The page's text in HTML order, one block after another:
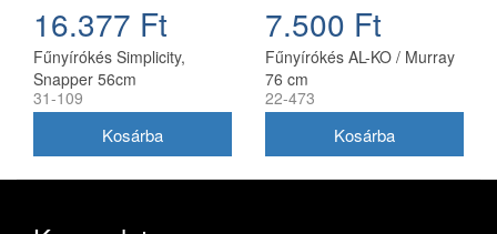
16.377 Ft
Fűnyírókés Simplicity,
Snapper 56cm
(1716695ASM)
31-109
7.500 Ft
Fűnyírókés AL-KO / Murray
76 cm
22-473